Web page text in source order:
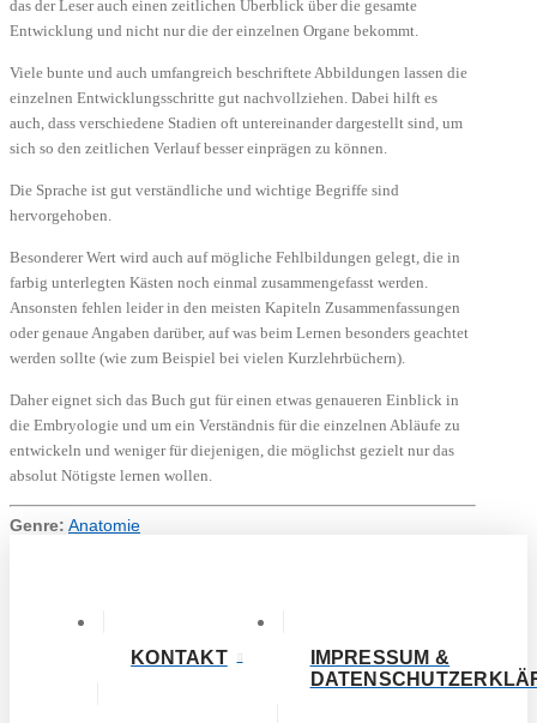
das der Leser auch einen zeitlichen Überblick über die gesamte
Entwicklung und nicht nur die der einzelnen Organe bekommt.
Viele bunte und auch umfangreich beschriftete Abbildungen lassen die
einzelnen Entwicklungsschritte gut nachvollziehen. Dabei hilft es
auch, dass verschiedene Stadien oft untereinander dargestellt sind, um
sich so den zeitlichen Verlauf besser einprägen zu können.
Die Sprache ist gut verständliche und wichtige Begriffe sind
hervorgehoben.
Besonderer Wert wird auch auf mögliche Fehlbildungen gelegt, die in
farbig unterlegten Kästen noch einmal zusammengefasst werden.
Ansonsten fehlen leider in den meisten Kapiteln Zusammenfassungen
oder genaue Angaben darüber, auf was beim Lernen besonders geachtet
werden sollte (wie zum Beispiel bei vielen Kurzlehrbüchern).
Daher eignet sich das Buch gut für einen etwas genaueren Einblick in
die Embryologie und um ein Verständnis für die einzelnen Abläufe zu
entwickeln und weniger für diejenigen, die möglichst gezielt nur das
absolut Nötigste lernen wollen.
Genre: Anatomie
KONTAKT
IMPRESSUM &